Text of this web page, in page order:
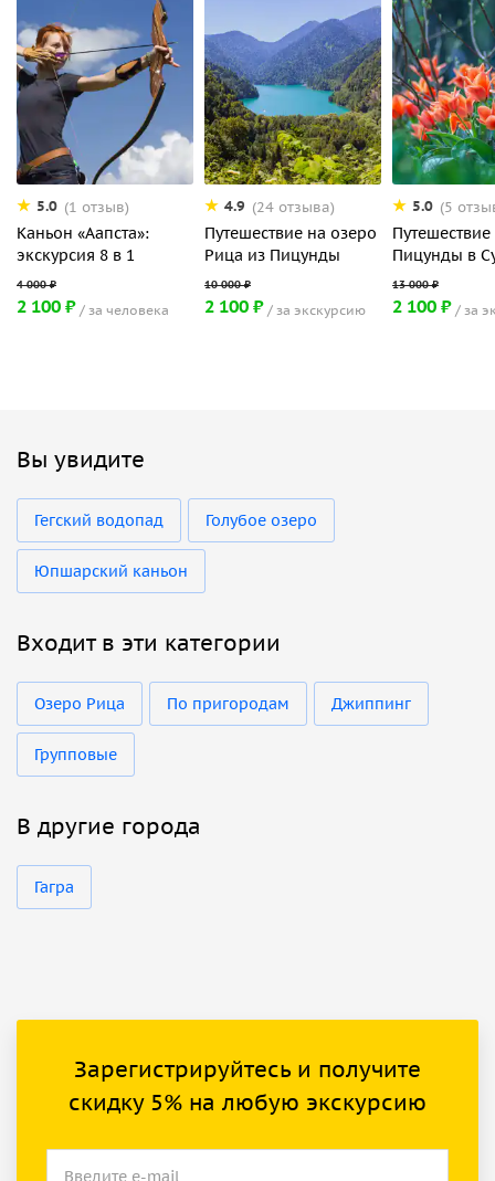
5.0 (1 отзыв)
Каньон «Аапста»:
экскурсия 8 в 1
2 100 ₽ за человека
4.9 (24 отзыва)
Путешествие на озеро
Рица из Пицунды
2 100 ₽ за экскурсию
5.0 (5
Путешествие
Пицунды в
2 100 ₽ за
Вы увидите
Гегский водопад Голубое озеро
Юпшарский каньон
Входит в эти категории
Озеро Рица По пригородам Джиппинг
Групповые
В другие города
Гагра
Зарегистрируйтесь и получите
скидку 5% на любую экскурсию